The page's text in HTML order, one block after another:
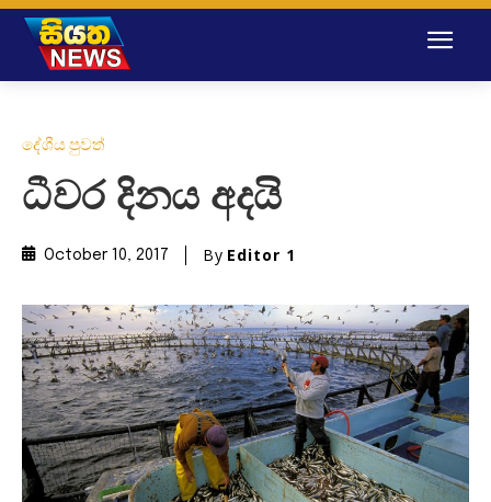
දේශීය පුවත්
ධීවර දිනය අදයි
October 10, 2017 By Editor 1